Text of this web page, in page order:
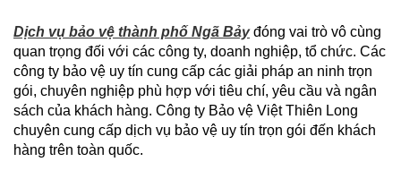
Dịch vụ bảo vệ thành phố Ngã Bảyđóng vai trò vô cùng
quan trọng đối với các công ty, doanh nghiệp, tổ chức. Các
công ty bảo vệ uy tín cung cấp các giải pháp an ninh trọn
gói, chuyên nghiệp phù hợp với tiêu chí, yêu cầu và ngân
sách của khách hàng. Công ty Bảo vệ Việt Thiên Long
chuyên cung cấp dịch vụ bảo vệ uy tín trọn gói đến khách
hàng trên toàn quốc.